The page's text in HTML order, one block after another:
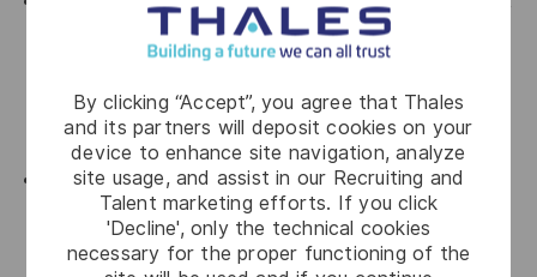
By clicking “Accept”, you agree that Thales
and its partners will deposit cookies on your
device to enhance site navigation, analyze
site usage, and assist in our Recruiting and
Talent marketing efforts. If you click
'Decline', only the technical cookies
necessary for the proper functioning of the
Grafana) ainsi que les concepts deGolden Signals
(Latence, Trafic, Erreurs, Saturation)
savez piloter une infrastructure par la donnée et les
indicateurs de fiabilité (SRE & SLOs)?
Vous êtes rompu aux déploiements automatisés via
Terraform, Ansible, Python, les pipelines CI/CD et
l'écosystème NIX ?